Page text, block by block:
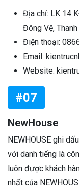
Địa chỉ: LK 14
Đông Vệ,
Điện thoại:
Email:
Website:
#07
NewHouse
NEWHOUSE ghi
với danh tiếng là
luôn được khách
nhất của